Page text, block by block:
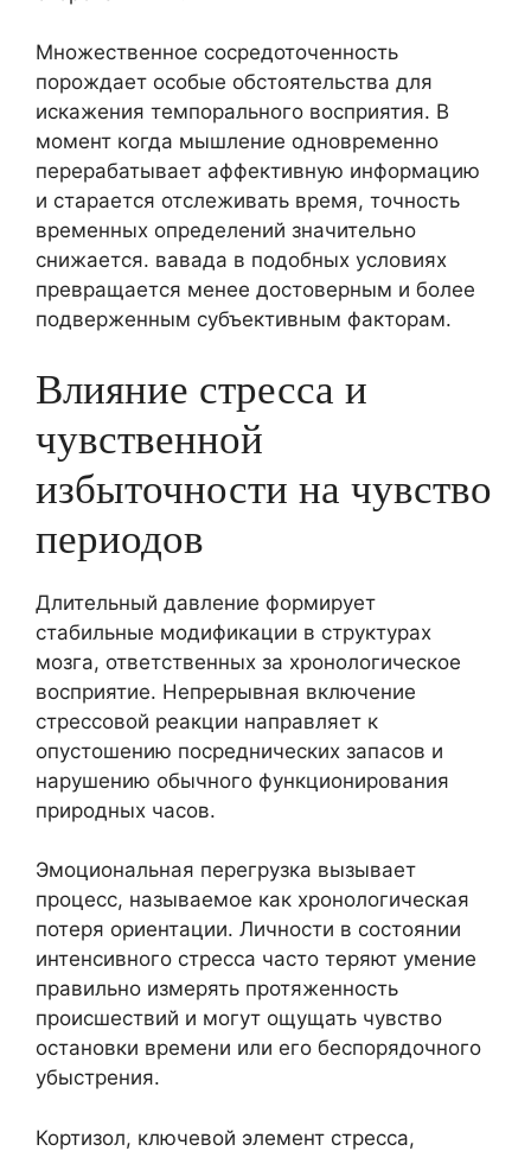
Множественное сосредоточенность
порождает особые обстоятельства для
искажения темпорального восприятия. В
момент когда мышление одновременно
перерабатывает аффективную информацию
и старается отслеживать время, точность
временных определений значительно
снижается. вавада в подобных условиях
превращается менее достоверным и более
подверженным субъективным факторам.
Влияние стресса и
чувственной
избыточности на чувство
периодов
Длительный давление формирует
стабильные модификации в структурах
мозга, ответственных за хронологическое
восприятие. Непрерывная включение
стрессовой реакции направляет к
опустошению посреднических запасов и
нарушению обычного функционирования
природных часов.
Эмоциональная перегрузка вызывает
процесс, называемое как хронологическая
потеря ориентации. Личности в состоянии
интенсивного стресса часто теряют умение
правильно измерять протяженность
происшествий и могут ощущать чувство
остановки времени или его беспорядочного
убыстрения.
Кортизол, ключевой элемент стресса,